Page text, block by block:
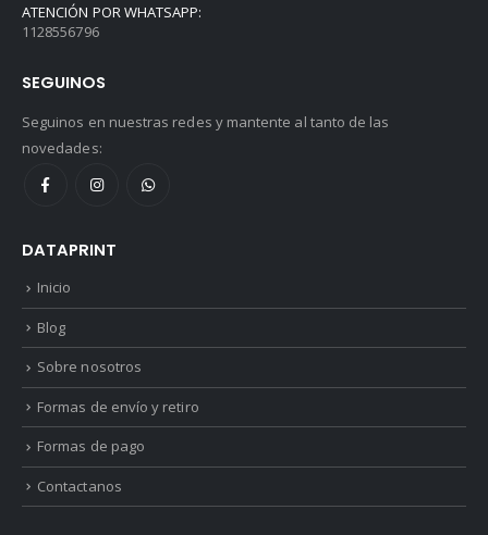
ATENCIÓN POR WHATSAPP:
1128556796
SEGUINOS
Seguinos en nuestras redes y mantente al tanto de las
novedades:
DATAPRINT
Inicio
Blog
Sobre nosotros
Formas de envío y retiro
Formas de pago
Contactanos